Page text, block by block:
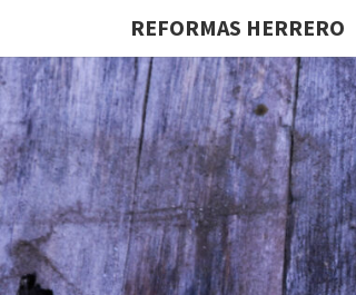
REFORMAS HERRERO